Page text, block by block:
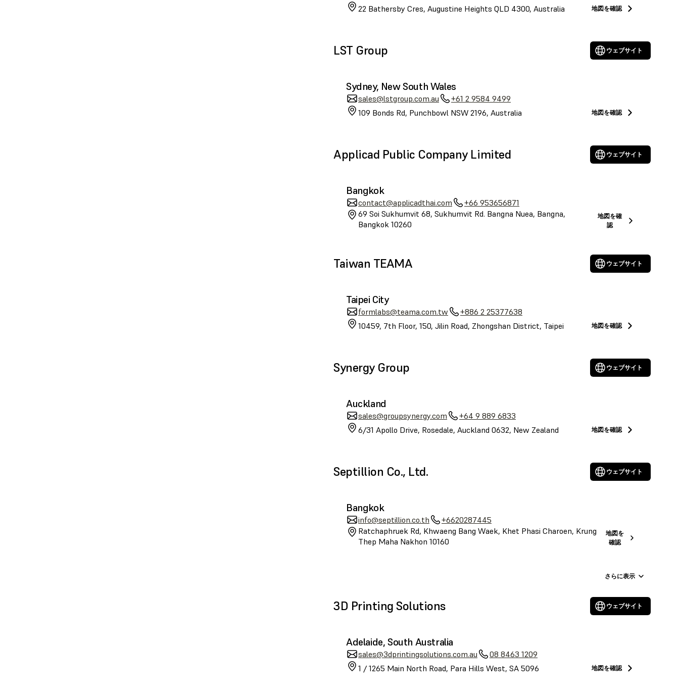
22 Bathersby Cres, Augustine Heights QLD 4300, Australia
地図を確認
LST Group ウェブサイト
Sydney, New South Wales
sales@lstgroup.com.au
+61 2 9584 9499
109 Bonds Rd, Punchbowl NSW 2196, Australia
地図を確認
Applicad Public Company Limited ウェブサイト
Bangkok
contact@applicadthai.com
+66 953656871
69 Soi Sukhumvit 68, Sukhumvit Rd. Bangna Nuea, Bangna,
Bangkok 10260
地図を確
認
Taiwan TEAMA ウェブサイト
Taipei City
formlabs@teama.com.tw
+886 2 25377638
10459, 7th Floor, 150, Jilin Road, Zhongshan District, Taipei
地図を確認
Synergy Group ウェブサイト
Auckland
sales@groupsynergy.com
+64 9 889 6833
6/31 Apollo Drive, Rosedale, Auckland 0632, New Zealand
地図を確認
Septillion Co., Ltd. ウェブサイト
Bangkok
info@septillion.co.th
+6620287445
Ratchaphruek Rd, Khwaeng Bang Waek, Khet Phasi Charoen, Krung
Thep Maha Nakhon 10160
地図を
確認
さらに表示
3D Printing Solutions ウェブサイト
Adelaide, South Australia
sales@3dprintingsolutions.com.au
08 8463 1209
1 / 1265 Main North Road, Para Hills West, SA 5096
地図を確認